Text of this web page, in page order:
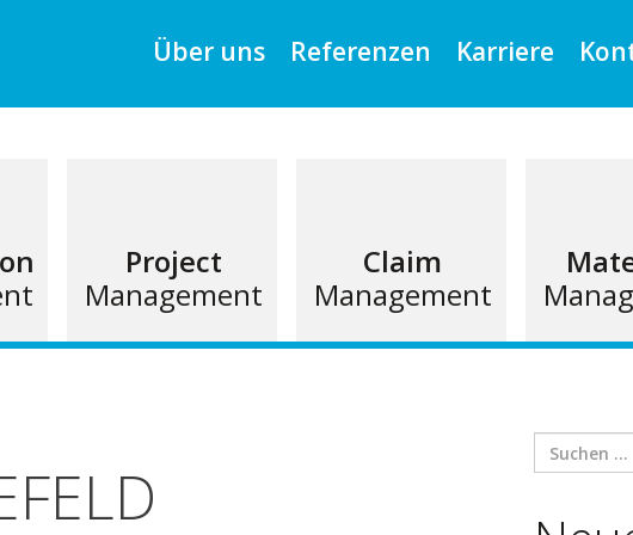
Über uns Referenzen Karriere
Project
Management
Claim
Management
Suchen
nach: